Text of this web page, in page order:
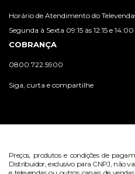
Horário de Atendimento do
Segunda à Sexta 09:15 às 12:15 e
COBRANÇA
0800.722.5900
Siga, curta e compartilhe
Preços, produtos e condições de
Distribuidor, exclusivo para CNPJ, não